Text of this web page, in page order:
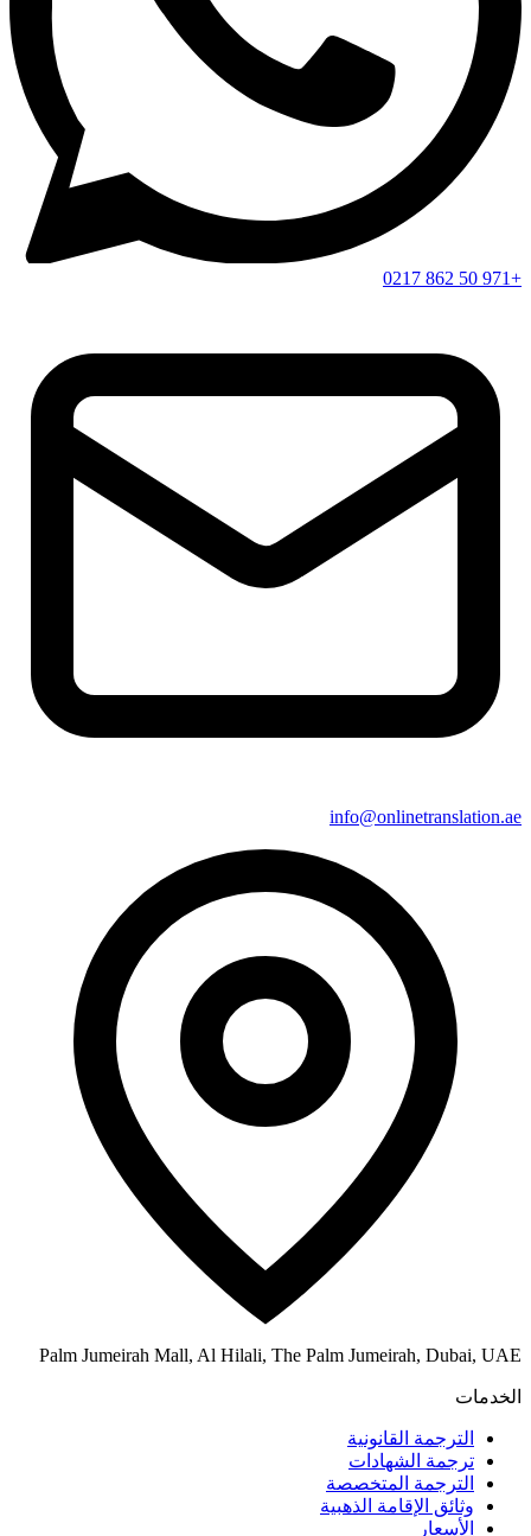
+971 50 862 0217
info@onlinetranslation.ae
Palm Jumeirah Mall, Al Hilali, The Palm Jumeirah, Dubai, UAE
الخدمات
الترجمة القانونية
ترجمة الشهادات
الترجمة المتخصصة
وثائق الإقامة الذهبية
الأسعار